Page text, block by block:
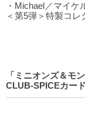
・Michael／マイケ
＜第5弾＞特製コレ
「ミニオンズ＆
CLUB-SPICEカー